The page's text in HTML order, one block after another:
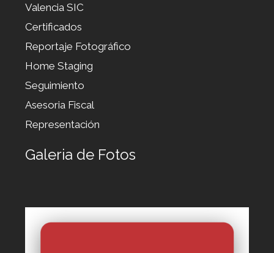
Valencia SIC
Certificados
Reportaje Fotográfico
Home Staging
Seguimiento
Asesoria Fiscal
Representación
Galeria de Fotos